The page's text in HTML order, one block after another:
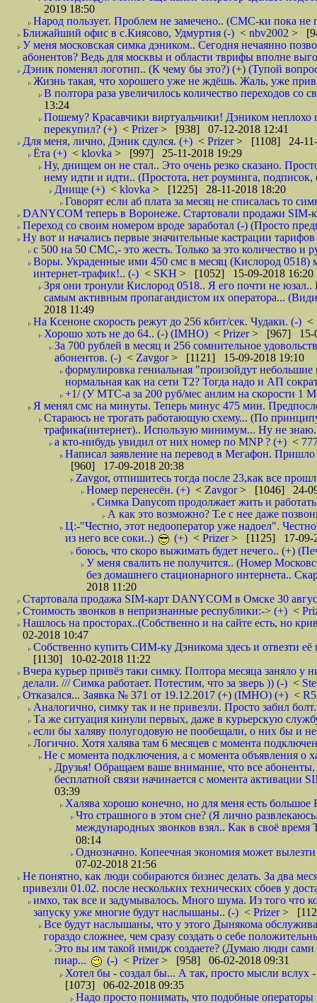
2019 18:50
Народ пользует. Проблем не замечено.. (СМС-ки пока
Ближайший офис в с.Киясово, Удмуртия (-) < nbv2002 >
У меня московская симка дэником.. Сегодня нечаянно
абонентов? Ведь для москвы и области тврифы вполне
Дэник поменял логотип.. (К чему бы это?) (+) (Тупой
Жизнь такая, что хорошего уже не ждёшь. Жаль, уже
В полтора раза увеличилось количество переходов
13:24
Пошему? Красавчики виртуальчики! Дэником
перекупил? (+) < Prizer> [938] 07-12-2018 12:41
Для меня, лично, Дэник сдулся. (+) < Prizer> [1108] 24-11-
Ёта (+) < klovka > [997] 25-11-2018 19:29
Ну, днищем он не стал.. Это очень резко сказано.
нему идти и идти.. (Простота, нет роуминга,
Днище (+) < klovka > [1225] 28-11-2018 18:20
Говорят если аб плата за месяц не списалась то
DANYCOM теперь в Воронеже. Стартовали продажи SIM-
Переход со своим номером вроде заработал (-) (Просто
Ну вот и начались первые значительные кастрации
с 500 на 50 СМС,- это жесть. Только за это количество и
Воры. Украденные ими 450 смс в месяц (Кислород 0518)
интернет-трафик!.. (-) < SKH > [1052] 15-09-2018 16:20
Зря они тронули Кислород 0518.. Я его почти не
самым активным пропагандистом их оператора...
2018 11:49
На Ксеноне скорость режут до 256 кбит/сек. Чудаки. (-) <
Хорошо хоть не до 64.. (-) (IMHO) < Prizer> [967] 15-
За 700 рублей в месяц и 256 сомнительное
абонентов. (-) < Zavgor> [1121] 15-09-2018 19:10
формулировка гениальная "произойдут небольшие
нормальная как на сети Т2? Тогда надо и АП
+1/ (У МТС-а за 200 руб/мес анлим на скорости 1
Я менял смс на минуты. Теперь минус 475 мин.
Стараюсь не трогать работающую схему... (По
трафика(интернет).. Использую минимум... Ну не
а кто-нибудь увидил от них номер по MNP ? (+) <
Написал заявление на перевод в Мегафон.
[960] 17-09-2018 20:38
Zavgor, отпишитесь тогда после 23,как все
Номер перенесён. (+) < Zavgor> [1046] 24-
Симка Danycom продолжает жить и
А как это возможно? Т.е с нее даже
Ц:-"Честно, этот недооператор уже надоел".
из него все соки..)
(+) < Prizer> [1125] 17-09-
боюсь, что скоро выжимать будет нечего.. (+)
У меня свалить не получится.. (Номер
без домашнего стационарного интернета..
2018 11:20
Стартовала продажа SIM-карт DANYCOM в Омске 30
Стоимость звонков в непризнанные республики:-> (+) <
Нашлось на просторах..(Собственно и на сайте есть, но
02-2018 10:47
Собственно купить СИМ-ку Дэникома здесь и отвезти
[1130] 10-02-2018 11:22
Вчера курьер привёз таки симку. Полтора месяца заняло
делали. /// Симка работает. Потестим, что за зверь )) (-) <
Отказался... Заявка № 371 от 19.12.2017 (+) (IMHO) (+) <
Аналогично, симку так и не привезли. Просто забил
Та же ситуация кинули первых, даже в курьерскую
если бы халяву полугодовую не пообещали, о них бы и
Логично. Хотя халява там 6 месяцев с момента
Не с момента подключения, а с момента объявления о
Друзья! Обращаем ваше внимание, что все
бесплатной связи начинается с момента
03:39
Халява хорошо конечно, но для меня есть
Что страшного в этом сне? (Я лично
международных звонков взял.. Как в своё
08:14
Однозначно. Копеечная экономия может
07-02-2018 21:56
Не понятно, как люди собираются бизнес делать. За два
привезли 01.02. после нескольких технических сбоев у
имхо, так все и задумывалось. Много шума. Из того что
запуску уже многие будут наслышаны.. (-) < Prizer>
Все будут наслышаны, что у этого Дынякома
гораздо сложнее, чем сразу создать о себе
Это вы им такой имидж создаете? (Думаю люди сами
пиар...
(-) < Prizer> [958] 06-02-2018 09:31
Хотел бы - создал бы... А так, просто мысли вслух
[1073] 06-02-2018 09:35
Надо просто понимать, что подобные